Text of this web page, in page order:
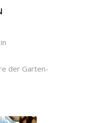
der Garten-